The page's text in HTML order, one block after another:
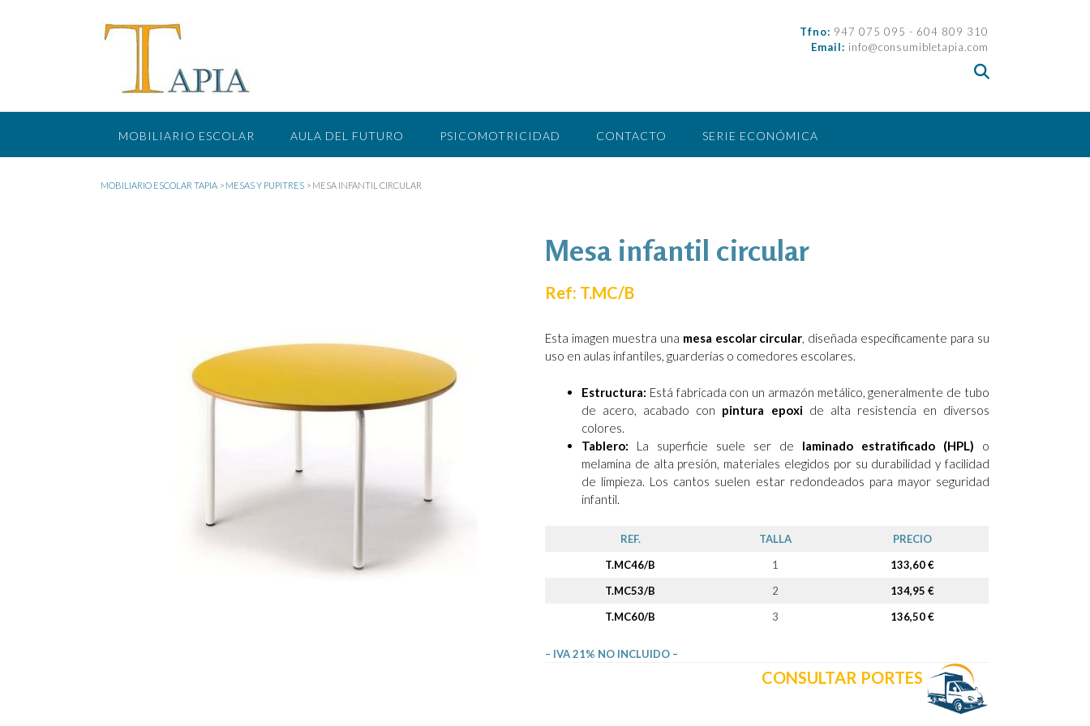
Tfno: 947 075 095 - 604 809 310
Email: info@consumibletapia.com
MOBILIARIO ESCOLAR AULA DEL FUTURO PSICOMOTRICIDAD CONTACTO SERIE ECONÓMICA
MOBILIARIO ESCOLAR TAPIA > MESAS Y PUPITRES > MESA INFANTIL CIRCULAR
Mesa infantil circular
Ref: T.MC/B
Esta imagen muestra una mesa escolar circular, diseñada específicamente para su
uso en aulas infantiles, guarderías o comedores escolares.
Estructura: Está fabricada con un armazón metálico, generalmente de tubo
de acero, acabado con pintura epoxide alta resistencia en diversos
colores.
Tablero: La superficie suele ser de laminado estratificado (HPL) o
melamina de alta presión, materiales elegidos por su durabilidad y facilidad
de limpieza. Los cantos suelen estar redondeados para mayor seguridad
infantil.
REF. TALLA
PRECIO
T.MC46/B
1
133,60 €
T.MC53/B
2
134,95 €
T.MC60/B
3 136,50 €
– IVA 21% NO INCLUIDO –
CONSULTAR PORTES